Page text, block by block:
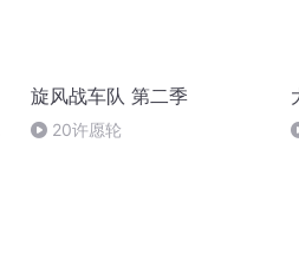
旋风战车队 第二季
20许愿轮